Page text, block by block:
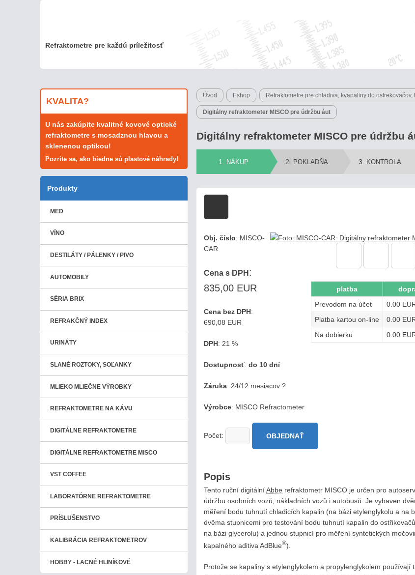
Refraktometre pre každú príležitosť
Úvod Eshop Refraktometre pre chladiva, kvapaliny do ostrekovačov,
Digitálny refraktometer MISCO pre údržbu áut
Digitálny refraktometer MISCO pre údržbu
1 . NÁKUP 2 . POKLADŇA 3 . KONTROLA
platba
Prevodom na účet
0.00
Platba kartou on-line
0.00
Na dobierku
0.00
Obj. číslo: MISCO-
CAR
Cena s DPH:
835,00 EUR
Cena bez DPH:
690,08 EUR
DPH: 21 %
Dostupnosť:do 10 dní
Záruka: 24/12 mesiacov?
Výrobce: MISCO Refractometer
Počet: OBJEDNAŤ
Popis
Tento ruční digitálníAbbe refraktometr MISCO je určen pro
údržbu osobních vozů, nákladních vozů i autobusů. Je vybaven
měření bodu tuhnutí chladicích kapalin (na bázi etylenglykolu a na
dvěma stupnicemi pro testování bodu tuhnutí kapalin do
na bázi glycerolu) a jednou stupnicí pro měření syntetických
kapalného aditiva AdBlue®).
Protože se kapaliny s etylenglykolem a propylenglykolem používají
KVALITA?
U nás zakúpite kvalitné kovové optické
refraktometre s mosadznou hlavou a
sklenenou optikou!
Pozrite sa, ako biedne sú plastové náhrady!
Produkty
MED
VÍNO
DESTILÁTY / PÁLENKY / PIVO
AUTOMOBILY
SÉRIA BRIX
REFRAKČNÝ INDEX
URINÁTY
SLANÉ ROZTOKY, SOĽANKY
MLIEKO MLIEČNE VÝROBKY
REFRAKTOMETRE NA KÁVU
DIGITÁLNE REFRAKTOMETRE
DIGITÁLNE REFRAKTOMETRE MISCO
VST COFFEE
LABORATÓRNE REFRAKTOMETRE
PRÍSLUŠENSTVO
KALIBRÁCIA REFRAKTOMETROV
HOBBY - LACNÉ HLINÍKOVÉ